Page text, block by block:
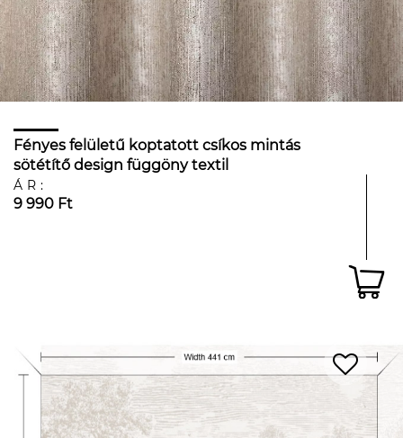
Fényes felületű koptatott csíkos mintás
sötétítő design függöny textil
ÁR:
9 990 Ft